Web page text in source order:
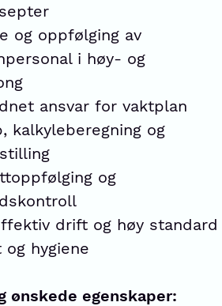
og oppfølging av
i høy- og
ansvar for vaktplan
kalkyleberegning og
og
drift og høy standard
og hygiene
ønskede egenskaper: